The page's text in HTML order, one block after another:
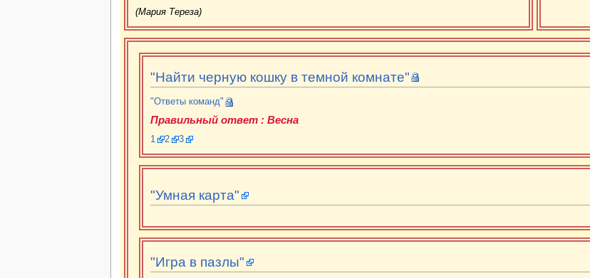
(Мария Тереза)
"Найти черную кошку в темной комнате"
"Ответы команд"
Правильный ответ : Весна
1 2 3
"Умная карта"
"Игра в пазлы"